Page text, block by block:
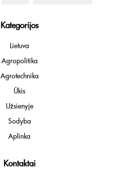
Kategorijos
Lietuva
Agropolitika
Agrotechnika
Ūkis
Užsienyje
Sodyba
Aplinka
Kontaktai